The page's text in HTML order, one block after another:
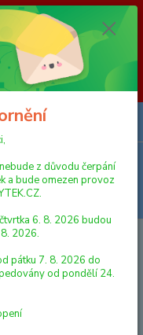
do 23. 8. 2026 nebude z
a bude omezen
Objednávky přijaté, nebo
v pátek 7. 8. 2026.
7. 8. 2026 do neděle 23. 8.
24. 8. 2026. Děkujeme za
se světlem a zvukem
se
z důvodu čerpání
a bude omezen provoz
6. 8. 2026 budou
2026.
pátku 7. 8. 2026 do
od pondělí 24.